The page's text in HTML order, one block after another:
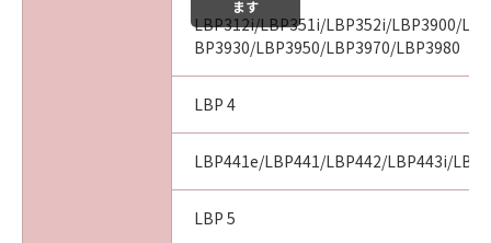
This Agreement shall also terminate if you fail
to comply with any terms hereof. Upon
termination of this Agreement, in addition to
Canon enforcing its respective legal rights,
thereof. Notwithstanding the foregoing,
termination of this Agreement.
LBP312i/LBP351i/LBP352i/LBP3900/
BP3930/LBP3950/LBP3970/LBP3980
LBP 4
LBP441e/LBP441/LBP442/LBP443i/
LBP 5
ます